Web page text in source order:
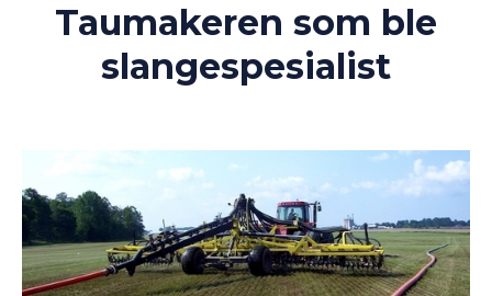
Taumakeren som ble
slangespesialist